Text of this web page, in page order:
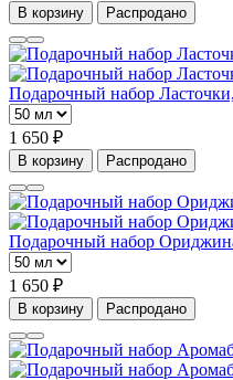
В корзину Распродано
Подарочный набор
1 650 ₽
В корзину Распродано
Подарочный набор
1 650 ₽
В корзину Распродано